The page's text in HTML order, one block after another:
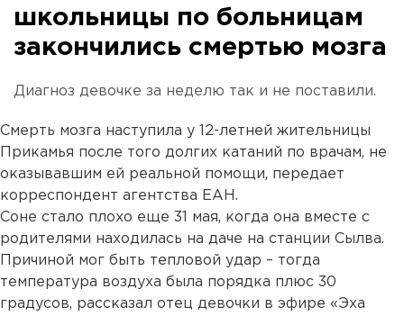
школьницы по больницам
закончились смертью мозга
Диагноз девочке за неделю так и не поставили.
Смерть мозга наступила у 12-летней жительницы
Прикамья после того долгих катаний по врачам, не
оказывавшим ей реальной помощи, передает
корреспондент агентства ЕАН.
Соне стало плохо еще 31 мая, когда она вместе с
родителями находилась на даче на станции Сылва.
Причиной мог быть тепловой удар – тогда
температура воздуха была порядка плюс 30
градусов, рассказал отец девочки в эфире «Эха